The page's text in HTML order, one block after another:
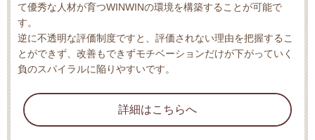
て優秀な人材が育つWINWINの環境を構築することが可能で
す。
逆に不透明な評価制度ですと、評価されない理由を把握するこ
とができず、改善もできずモチベーションだけが下がっていく
負のスパイラルに陥りやすいです。
詳細はこちらへ